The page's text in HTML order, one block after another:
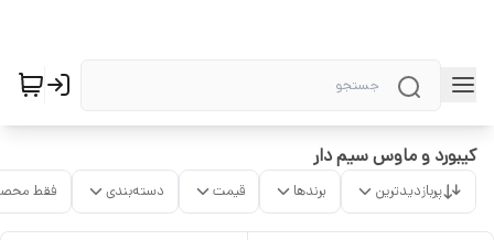
کیبورد و ماوس سیم دار
پربازدیدترین برندها قیمت دسته‌بندی فقط